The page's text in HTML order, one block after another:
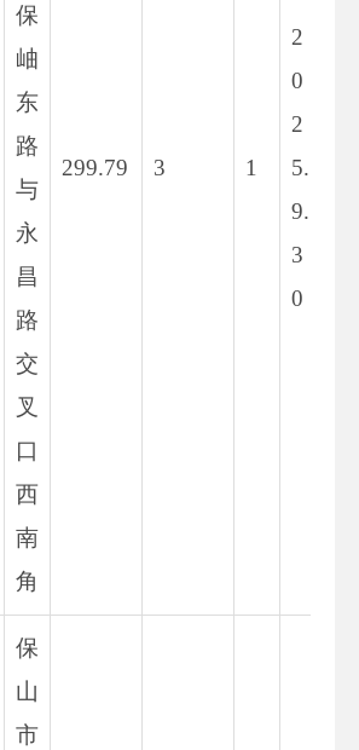
保
岫
东
路
与
永
昌
路
交
叉
口
西
南
角
299.79 3 1
2
0
2
5.
9.
3
0
保
山
市